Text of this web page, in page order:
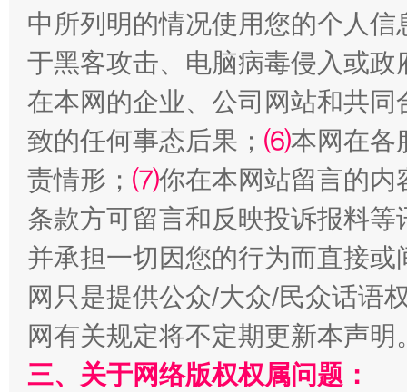
全民健身五年计划来了！等你上场
中所列明的情况使用您的个人
于黑客攻击、电脑病毒侵入或
在本网的企业、公司网站和共
致的任何事态后果； ⑹本网在各
责情形； ⑺你在本网站留言的内
条款方可留言和反映投诉报料
并承担一切因您的行为而直接
网只是提供公众/大众/民众话语
网有关规定将不定期更新本声明
三、关于网络版权权属问题：